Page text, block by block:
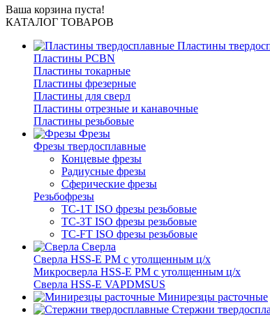
Ваша корзина пуста!
КАТАЛОГ ТОВАРОВ
Пластины
Пластины PCBN
Пластины токарные
Пластины фрезерные
Пластины для сверл
Пластины отрезные и канавочные
Пластины резьбовые
Фрезы
Фрезы твердосплавные
Концевые фрезы
Радиусные фрезы
Сферические фрезы
Резьбофрезы
TC-1T ISO фрезы резьбовые
TC-3T ISO фрезы резьбовые
TC-FT ISO фрезы резьбовые
Сверла
Cверла HSS-E PM c утолщенным ц/х
Микросверла HSS-E PM c утолщенным ц/х
Сверла HSS-E VAPDMSUS
Минирезцы расточные
Cтержни